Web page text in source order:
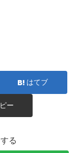
はてブ
ー
る